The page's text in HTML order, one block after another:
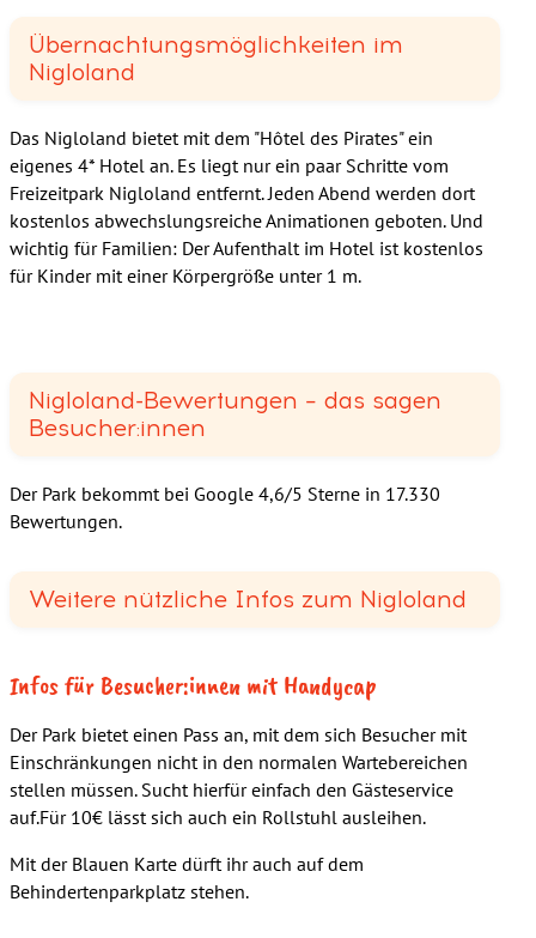
Übernachtungsmöglichkeiten im
Nigloland
Das Nigloland bietet mit dem "Hôtel des Pirates" ein
eigenes 4* Hotel an. Es liegt nur ein paar Schritte vom
Freizeitpark Nigloland entfernt. Jeden Abend werden dort
kostenlos abwechslungsreiche Animationen geboten. Und
wichtig für Familien: Der Aufenthalt im Hotel ist kostenlos
für Kinder mit einer Körpergröße unter 1 m.
Nigloland-Bewertungen – das sagen
Besucher:innen
Der Park bekommt bei Google 4,6/5 Sterne in 17.330
Bewertungen.
Weitere nützliche Infos zum Nigloland
Infos für Besucher:innen mit Handycap
Der Park bietet einen Pass an, mit dem sich Besucher mit
Einschränkungen nicht in den normalen Wartebereichen
stellen müssen. Sucht hierfür einfach den Gästeservice
auf.Für 10€ lässt sich auch ein Rollstuhl ausleihen.
Mit der Blauen Karte dürft ihr auch auf dem
Behindertenparkplatz stehen.